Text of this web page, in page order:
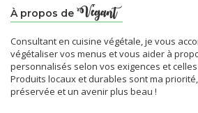
À propos de
Consultant en cuisine végétale, je vous
végétaliser vos menus et vous aider à
personnalisés selon vos exigences et
Produits locaux et durables sont ma
préservée et un avenir plus beau !